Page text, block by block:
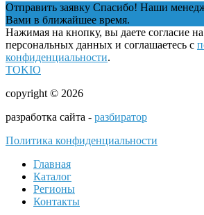
Отправить заявку Спасибо! Наши
Вами в ближайшее время.
Нажимая на кнопку, вы даете согласие
персональных данных и соглашаетесь с
конфиденциальности.
TOKIO
copyright © 2026
разработка сайта - разбиратор
Политика конфиденциальности
Главная
Каталог
Регионы
Контакты